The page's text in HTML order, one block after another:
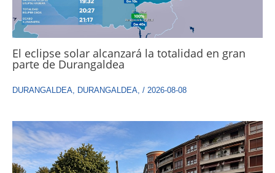
El eclipse solar alcanzará la totalidad en gran
parte de Durangaldea
DURANGALDEA DURANGALDEA / 2026-08-08